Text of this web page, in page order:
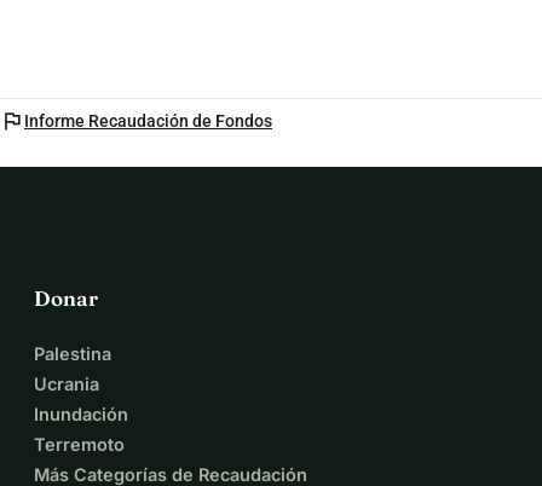
flag Informe Recaudación de Fondos
Donar
Palestina
Ucrania
Inundación
Terremoto
Más Categorías de Recaudación